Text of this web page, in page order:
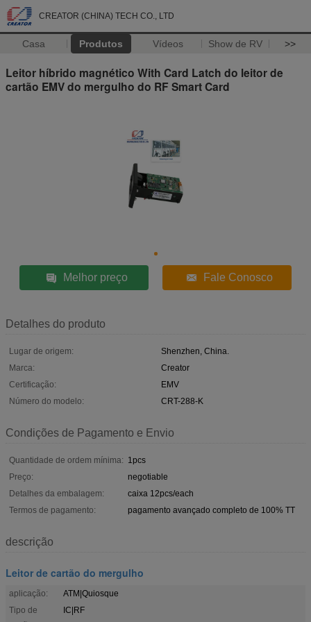
CREATOR (CHINA) TECH CO., LTD
Casa Produtos Vídeos Show de RV >>
Leitor híbrido magnético With Card Latch do leitor de
cartão EMV do mergulho do RF Smart Card
Melhor preço Fale Conosco
Detalhes do produto
Lugar de origem:
Shenzhen, China.
Marca:
Creator
Certificação:
EMV
Número do modelo:
CRT-288-K
Condições de Pagamento e Envio
Quantidade de ordem mínima: 1pcs
Preço:
negotiable
Detalhes da embalagem:
caixa 12pcs/each
Termos de pagamento:
pagamento avançado completo de 100% TT
descrição
Leitor de cartão do mergulho
aplicação:
ATM|Quiosque
Tipo de
IC|RF